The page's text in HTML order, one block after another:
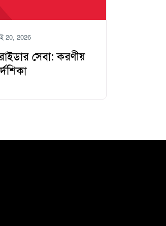
20, 2026
সেবা: করণীয়